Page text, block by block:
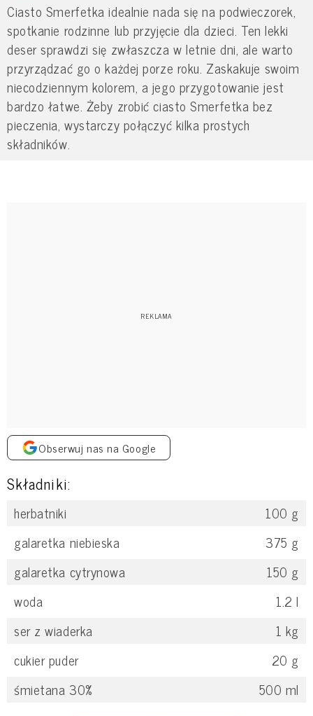
Ciasto Smerfetka idealnie nada się na podwieczorek,
spotkanie rodzinne lub przyjęcie dla dzieci. Ten lekki
deser sprawdzi się zwłaszcza w letnie dni, ale warto
przyrządzać go o każdej porze roku. Zaskakuje swoim
niecodziennym kolorem, a jego przygotowanie jest
bardzo łatwe. Żeby zrobić ciasto Smerfetka bez
pieczenia, wystarczy połączyć kilka prostych
składników.
Obserwuj nas na Google
Składniki:
herbatniki 100 g
galaretka niebieska
375 g
galaretka cytrynowa
150 g
woda
1.2 l
ser z wiaderka
1 kg
cukier puder
20 g
śmietana 30%
500 ml